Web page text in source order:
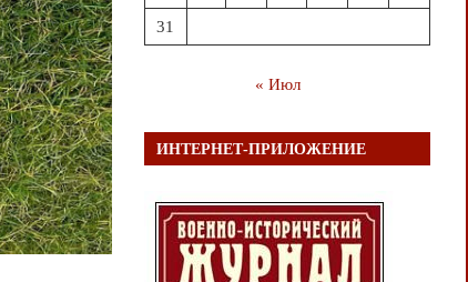
31
« Июл
ИНТЕРНЕТ-ПРИЛОЖЕНИЕ